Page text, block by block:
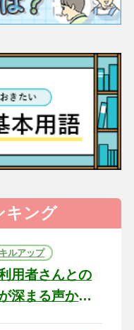
キング
ルアップ
用者さんとの
深まる声かけ